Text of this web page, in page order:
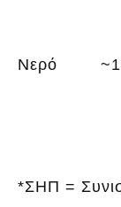
Νερό
*ΣΗΠ =